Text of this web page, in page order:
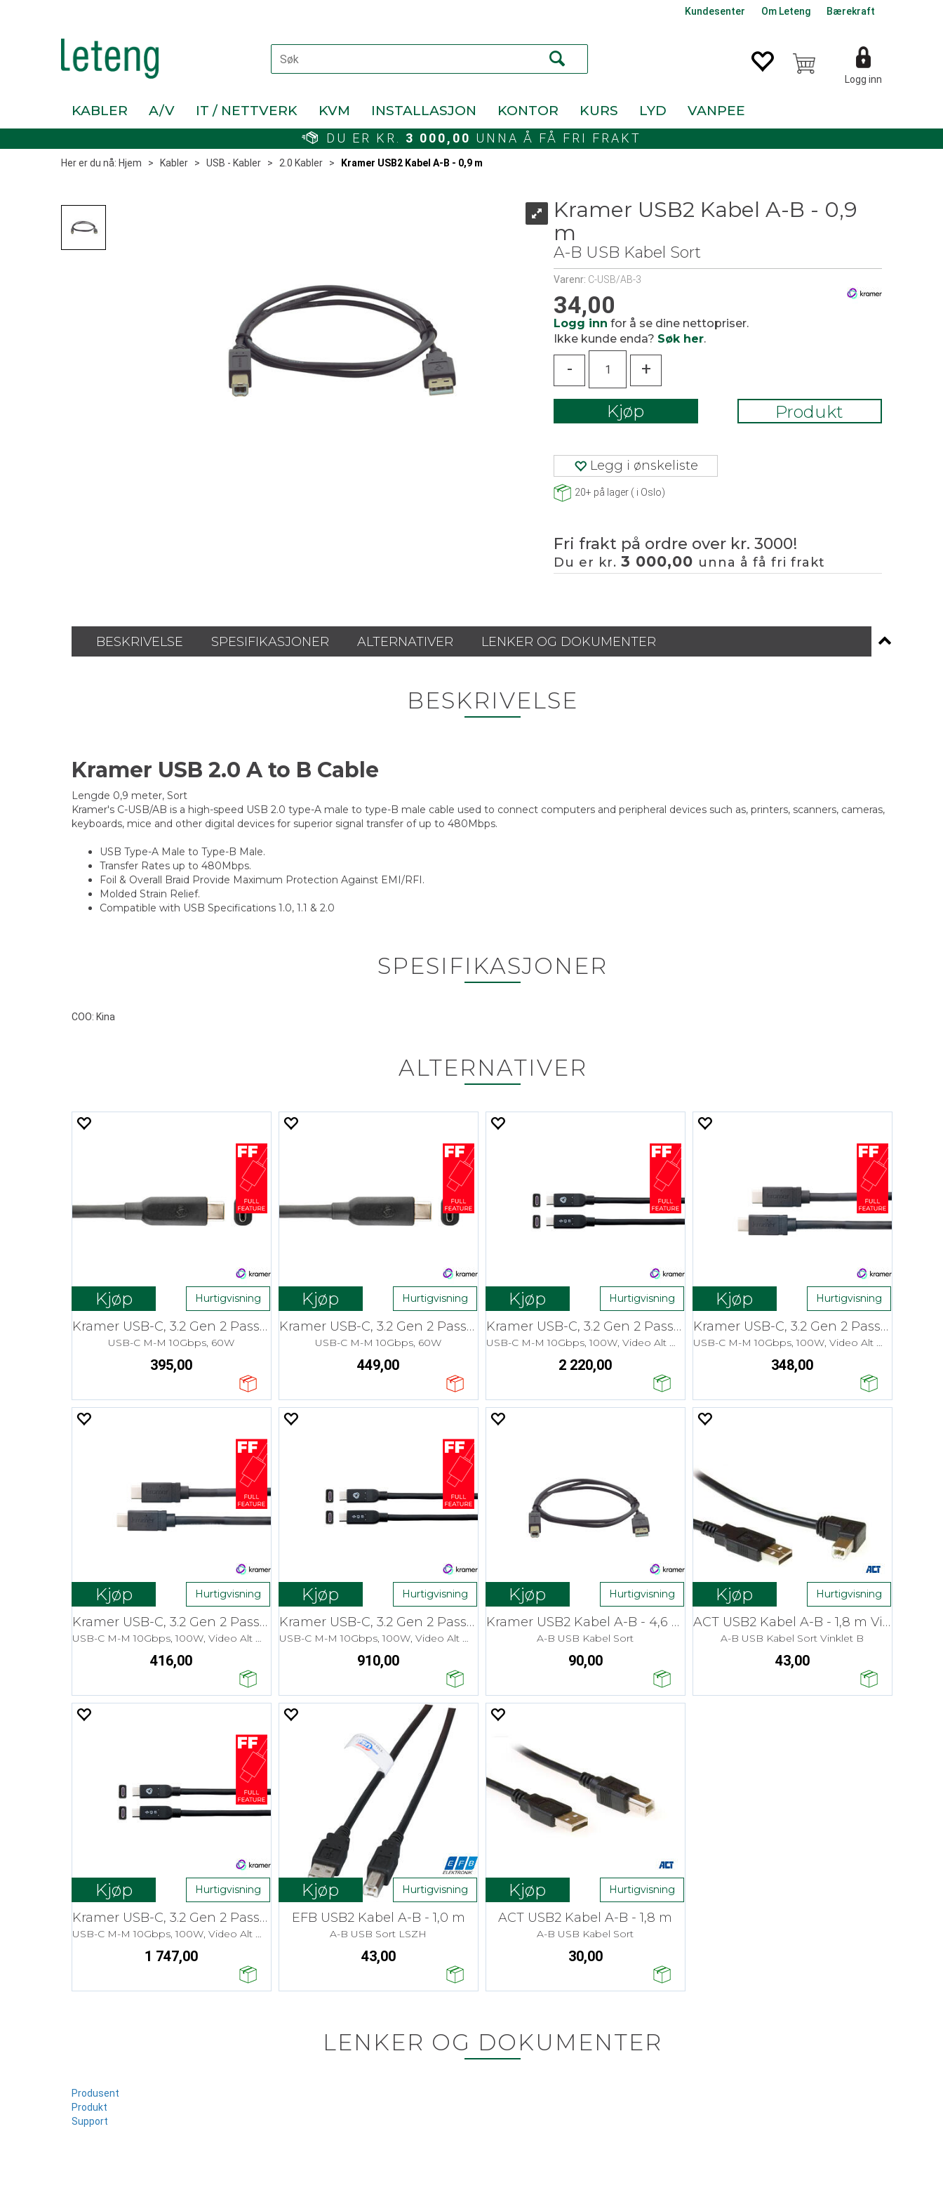
Kundesenter Om Leteng Bærekraft
Logg inn
KABLER A/V IT / NETTVERK KVM INSTALLASJON KONTOR KURS LYD VANPEE
DU ER KR. 3 000,00 UNNA Å FÅ FRI FRAKT
Her er du nå: Hjem > Kabler > USB - Kabler > 2.0 Kabler > Kramer USB2 Kabel A-B - 0,9 m
Kramer USB2 Kabel A-B - 0,9
m
A-B USB Kabel Sort
Varenr: C-USB/AB-3
34,00
Logg inn for å se dine nettopriser.
Ikke kunde enda? Søk her.
- +
Kjøp Produkt
Legg i ønskeliste
20+ på lager ( i Oslo)
Fri frakt på ordre over kr. 3000!
Du er kr. 3 000,00 unna å få fri frakt
BESKRIVELSE SPESIFIKASJONER ALTERNATIVER LENKER OG DOKUMENTER
BESKRIVELSE
Kramer USB 2.0 A to B Cable
Lengde 0,9 meter, Sort
Kramer's C-USB/AB is a high-speed USB 2.0 type-A male to type-B male cable used to connect computers and peripheral devices such as, printers, scanners, cameras,
keyboards, mice and other digital devices for superior signal transfer of up to 480Mbps.
USB Type-A Male to Type-B Male.
Transfer Rates up to 480Mbps.
Foil & Overall Braid Provide Maximum Protection Against EMI/RFI.
Molded Strain Relief.
Compatible with USB Specifications 1.0, 1.1 & 2.0
SPESIFIKASJONER
COO: Kina
ALTERNATIVER
Kjøp Hurtigvisning
Kramer USB-C, 3.2 Gen 2 Passive- 0,9m
USB-C M-M 10Gbps, 60W
395,00
Kjøp Hurtigvisning
Kramer USB-C, 3.2 Gen 2 Passive- 1,8 m
USB-C M-M 10Gbps, 60W
449,00
Kjøp Hurtigvisning
Kramer USB-C, 3.2 Gen 2 Passive- 4,6m
USB-C M-M 10Gbps, 100W, Video Alt Mode
2 220,00
Kjøp Hurtigvisning
Kramer USB-C, 3.2 Gen 2 Passive- 0,9m
USB-C M-M 10Gbps, 100W, Video Alt Mode
348,00
Kjøp Hurtigvisning
Kramer USB-C, 3.2 Gen 2 Passive- 1,8m
USB-C M-M 10Gbps, 100W, Video Alt Mode
416,00
Kjøp Hurtigvisning
Kramer USB-C, 3.2 Gen 2 Passive- 1,8m
USB-C M-M 10Gbps, 100W, Video Alt Mode
910,00
Kjøp Hurtigvisning
Kramer USB2 Kabel A-B - 4,6 m
A-B USB Kabel Sort
90,00
Kjøp Hurtigvisning
ACT USB2 Kabel A-B - 1,8 m Vinklet
A-B USB Kabel Sort Vinklet B
43,00
Kjøp Hurtigvisning
Kramer USB-C, 3.2 Gen 2 Passive- 3m
USB-C M-M 10Gbps, 100W, Video Alt Mode
1 747,00
Kjøp Hurtigvisning
EFB USB2 Kabel A-B - 1,0 m
A-B USB Sort LSZH
43,00
Kjøp Hurtigvisning
ACT USB2 Kabel A-B - 1,8 m
A-B USB Kabel Sort
30,00
LENKER OG DOKUMENTER
Produsent
Produkt
Support